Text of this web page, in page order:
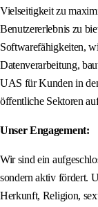
Vielseitigkeit zu
Benutzererlebnis zu
Softwarefähigkeiten,
Datenverarbeitung,
UAS für Kunden in
öffentliche Sektoren
Unser Engagement:
Wir sind ein
sondern aktiv fördert.
Herkunft, Religion,